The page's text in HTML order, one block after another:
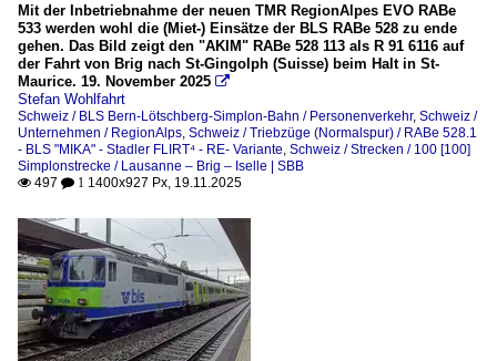
Mit der Inbetriebnahme der neuen TMR RegionAlpes EVO RABe
533 werden wohl die (Miet-) Einsätze der BLS RABe 528 zu ende
gehen. Das Bild zeigt den "AKIM" RABe 528 113 als R 91 6116 auf
der Fahrt von Brig nach St-Gingolph (Suisse) beim Halt in St-
Maurice. 19. November 2025 
Stefan Wohlfahrt
Schweiz / BLS Bern-Lötschberg-Simplon-Bahn / Personenverkehr, Schweiz /
Unternehmen / RegionAlps, Schweiz / Triebzüge (Normalspur) / RABe 528.1
- BLS "MIKA" - Stadler FLIRT⁴ - RE- Variante, Schweiz / Strecken / 100 [100]
Simplonstrecke / Lausanne – Brig – Iselle | SBB
 497  1 1400x927 Px, 19.11.2025